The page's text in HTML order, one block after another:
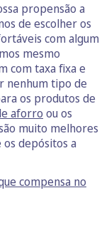
propensão a
de escolher os
com algum
mesmo
com taxa fixa e
nenhum tipo de
os produtos de
aforro ou os
muito melhores
depósitos a
compensa no